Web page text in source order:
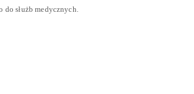
służb medycznych.